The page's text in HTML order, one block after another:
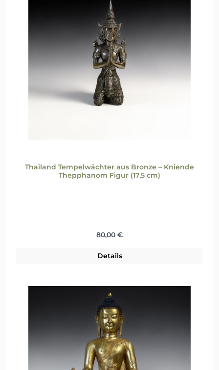
Thailand Tempelwächter aus Bronze – Kniende
Thepphanom Figur (17,5 cm)
Regulärer Preis:
80,00 €
Details